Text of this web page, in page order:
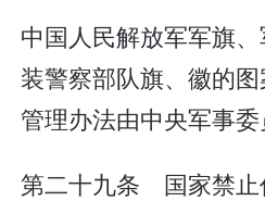
中国人民解放军军旗
装警察部队旗、徽的
管理办法由中央军事委
第二十九条 国家禁止